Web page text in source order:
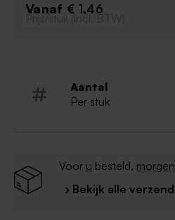
feestvarken voor een
Vanaf € 1,46
Prijs/stuk (incl. BTW)
Aantal
Per stuk
Voor u besteld, morgen
› Bekijk alle